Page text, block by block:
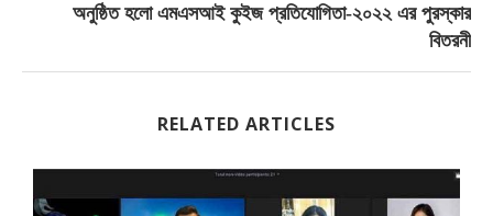
অনুষ্ঠিত হলো এমএসআই কুইজ প্রতিযোগিতা-২০২২ এর পুরস্কার
বিতরনী
RELATED ARTICLES